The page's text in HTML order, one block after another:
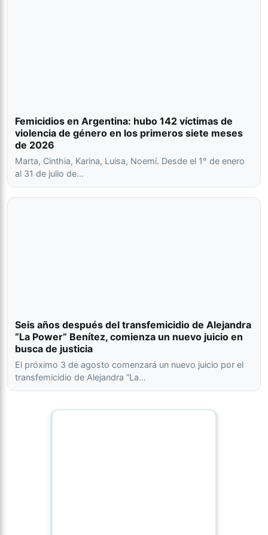
Femicidios en Argentina: hubo 142 víctimas de
violencia de género en los primeros siete meses
de 2026
Marta, Cinthia, Karina, Luisa, Noemí. Desde el 1° de enero
al 31 de julio de…
Seis años después del transfemicidio de Alejandra
“La Power” Benítez, comienza un nuevo juicio en
busca de justicia
El próximo 3 de agosto comenzará un nuevo juicio por el
transfemicidio de Alejandra “La…